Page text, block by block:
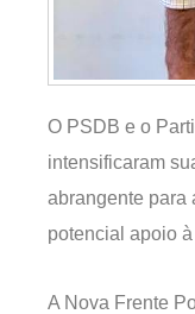
O PSDB e o
intensificaram
abrangente para
potencial apoio
A Nova Frente